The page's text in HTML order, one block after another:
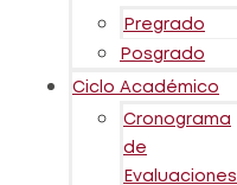
Pregrado
Posgrado
Ciclo Académico
Cronograma
de
Evaluaciones